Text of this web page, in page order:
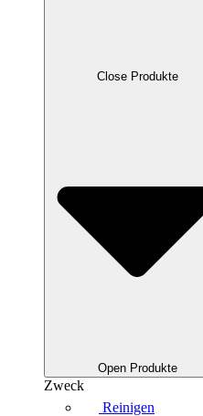
Close Produkte
Open Produkte
Zweck
Reinigen